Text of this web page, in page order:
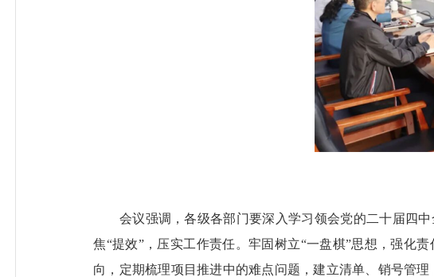
会议强调，各级各部门要深入学习领会党的二十届四中
焦“提效”，压实工作责任。牢固树立“一盘棋”思想，强化
向，定期梳理项目推进中的难点问题，建立清单、销号管